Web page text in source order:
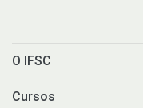
O IFSC
Cursos